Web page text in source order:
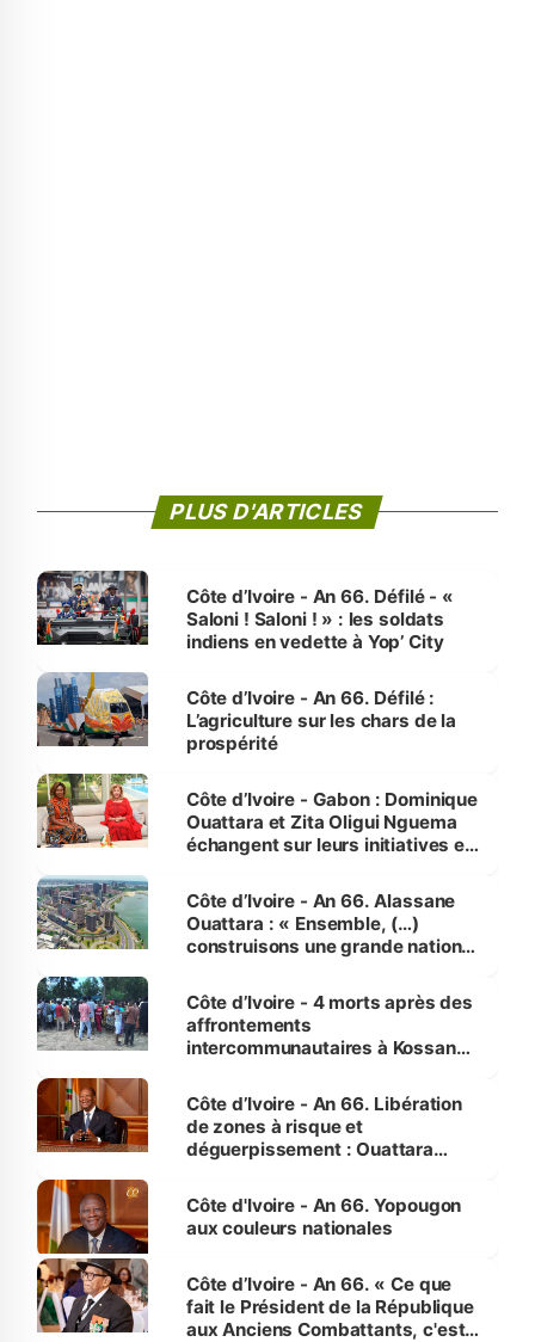
PLUS D'ARTICLES
Côte d’Ivoire - An 66. Défilé - «
Saloni ! Saloni ! » : les soldats
indiens en vedette à Yop’ City
Côte d’Ivoire - An 66. Défilé :
L’agriculture sur les chars de la
prospérité
Côte d’Ivoire - Gabon : Dominique
Ouattara et Zita Oligui Nguema
échangent sur leurs initiatives en
enfants
Côte d’Ivoire - An 66. Alassane
Ouattara : « Ensemble, (…)
construisons une grande nation
générations futures »
Côte d’Ivoire - 4 morts après des
affrontements
intercommunautaires à Kossandji
milieu des sinistrés
Côte d’Ivoire - An 66. Libération
de zones à risque et
déguerpissement : Ouattara
l'Etat de droit pour préserver les
vies humaines »
Côte d'Ivoire - An 66. Yopougon
aux couleurs nationales
Côte d’Ivoire - An 66. « Ce que
fait le Président de la République
aux Anciens Combattants, c'est